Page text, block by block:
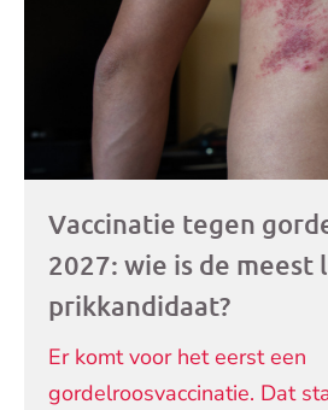
Vaccinatie tegen
2027: wie is de meest
prikkandidaat?
Er komt voor het eerst een
gordelroosvaccinatie. Dat